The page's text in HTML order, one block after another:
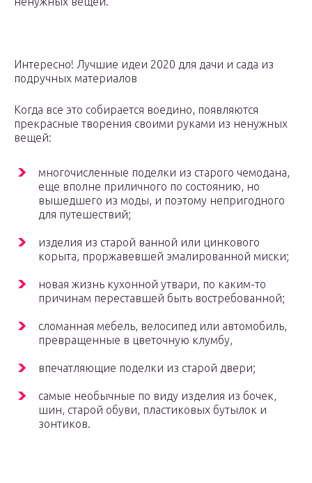
Интересно! Лучшие идеи 2020 для дачи и сада из
подручных материалов
Когда все это собирается воедино, появляются
прекрасные творения своими руками из ненужных
вещей:
многочисленные поделки из старого чемодана,
еще вполне приличного по состоянию, но
вышедшего из моды, и поэтому непригодного
для путешествий;
изделия из старой ванной или цинкового
корыта, проржавевшей эмалированной миски;
новая жизнь кухонной утвари, по каким-то
причинам переставшей быть востребованной;
сломанная мебель, велосипед или автомобиль,
превращенные в цветочную клумбу,
впечатляющие поделки из старой двери;
самые необычные по виду изделия из бочек,
шин, старой обуви, пластиковых бутылок и
зонтиков.